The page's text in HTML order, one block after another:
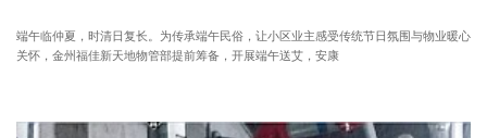
端午临仲夏，时清日复长。为传承端午民俗，让小区业主感受传统节日氛围与物业暖心
关怀，金州福佳新天地物管部提前筹备，开展端午送艾，安康